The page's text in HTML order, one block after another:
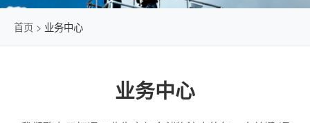
石油化工行业
发展历程
首页 > 业务中心
业务中心